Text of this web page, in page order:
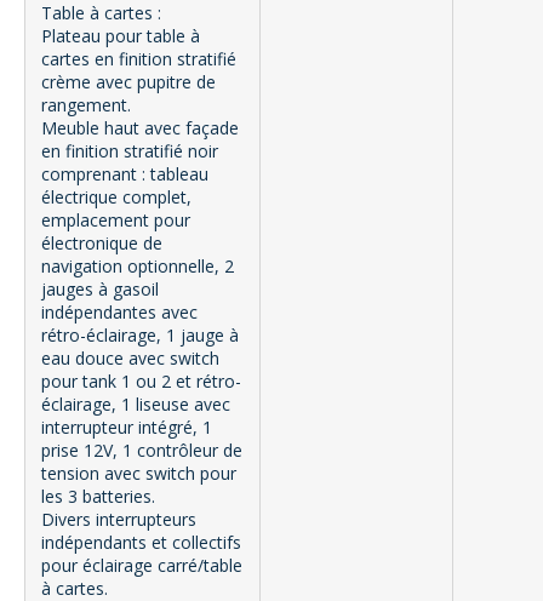
Table à cartes :
Plateau pour table à
cartes en finition stratifié
crème avec pupitre de
rangement.
Meuble haut avec façade
en finition stratifié noir
comprenant : tableau
électrique complet,
emplacement pour
électronique de
navigation optionnelle, 2
jauges à gasoil
indépendantes avec
rétro-éclairage, 1 jauge à
eau douce avec switch
pour tank 1 ou 2 et rétro-
éclairage, 1 liseuse avec
interrupteur intégré, 1
prise 12V, 1 contrôleur de
tension avec switch pour
les 3 batteries.
Divers interrupteurs
indépendants et collectifs
pour éclairage carré/table
à cartes.